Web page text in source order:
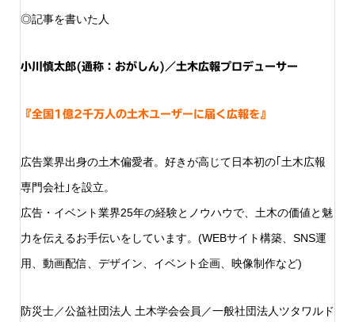
◎記事を書いた人
小川慎太郎(通称：おがしん)／土木広報プロデューサー
『全国1億2千万人の土木ユーザーに届く広報を』
広告業界出身の土木偏愛者。好きが高じて日本初の｢土木広報
専門会社｣を設立。
広告・イベント業界25年の経験とノウハウで、土木の価値と魅
力を伝えるお手伝いをしています。(WEBサイト構築、SNS運
用、動画配信、デザイン、イベント企画、映像制作など)
防災士／公益社団法人 土木学会会員／一般社団法人ツタワルド